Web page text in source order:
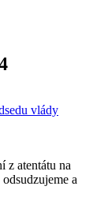
vlády
z atentátu na
a